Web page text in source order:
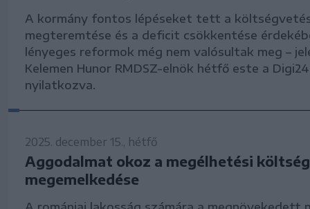
A kormány fontos lépéseket tett a
megteremtése és a deficit csökkentése
lényeges reformok még nem valósultak meg –
Kelemen Hunor RMDSZ-elnök hétfő este a
nyilatkozva.
2025. december 15., hétfő
Aggodalmat okoz a megélhetési
megemelkedése